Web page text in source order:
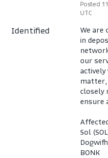
Posted 11
UTC
Identified
We are
in
our
matter,
closely
ensure
Sol
BONK